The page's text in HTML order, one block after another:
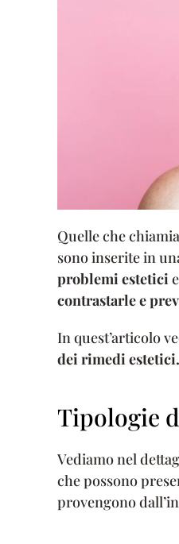
Quelle che
sono inserite in
problemi estetici
contrastarle e
In quest’articolo
dei rimedi estetici.
Tipologie
Vediamo nel
che possono
provengono